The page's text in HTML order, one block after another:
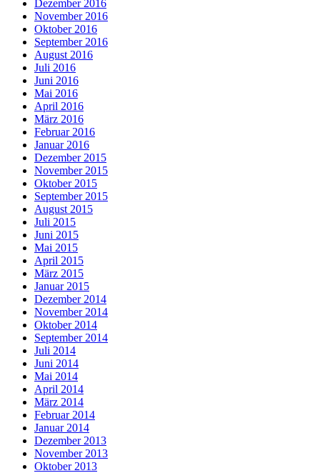
Dezember 2016
November 2016
Oktober 2016
September 2016
August 2016
Juli 2016
Juni 2016
Mai 2016
April 2016
März 2016
Februar 2016
Januar 2016
Dezember 2015
November 2015
Oktober 2015
September 2015
August 2015
Juli 2015
Juni 2015
Mai 2015
April 2015
März 2015
Januar 2015
Dezember 2014
November 2014
Oktober 2014
September 2014
Juli 2014
Juni 2014
Mai 2014
April 2014
März 2014
Februar 2014
Januar 2014
Dezember 2013
November 2013
Oktober 2013